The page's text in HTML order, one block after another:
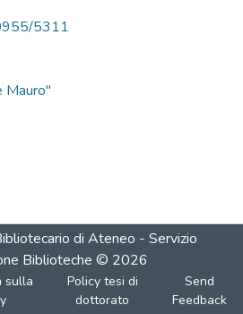
5311
Mauro"
di Ateneo - Servizio
Biblioteche © 2026
sulla
Policy tesi di
dottorato
Send
Feedback